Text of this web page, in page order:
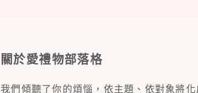
關於愛禮物部落格
我們傾聽了你的煩惱，依主題、依對象將